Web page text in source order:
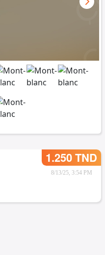
1.250 TND
8/13/25, 3:54 PM